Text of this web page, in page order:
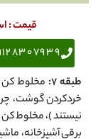
قیمت :
طبقه 7:
مخلوط کن
خردکردن گوشت،
نیستند )، مخلوط
برقی آشپزخانه،